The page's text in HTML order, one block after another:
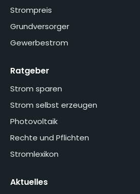
Strompreis
Grundversorger
Gewerbestrom
Ratgeber
Strom sparen
Strom selbst erzeugen
Photovoltaik
Rechte und Pflichten
Stromlexikon
Aktuelles